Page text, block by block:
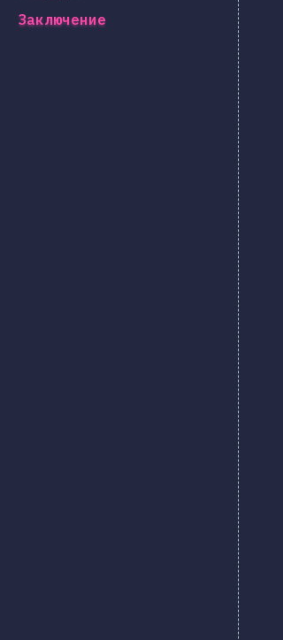
Заключение